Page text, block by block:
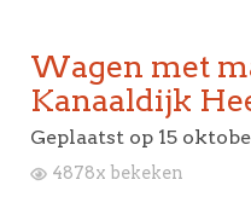
Wagen met
Kanaaldijk
Geplaatst op 15
4878x bekeken